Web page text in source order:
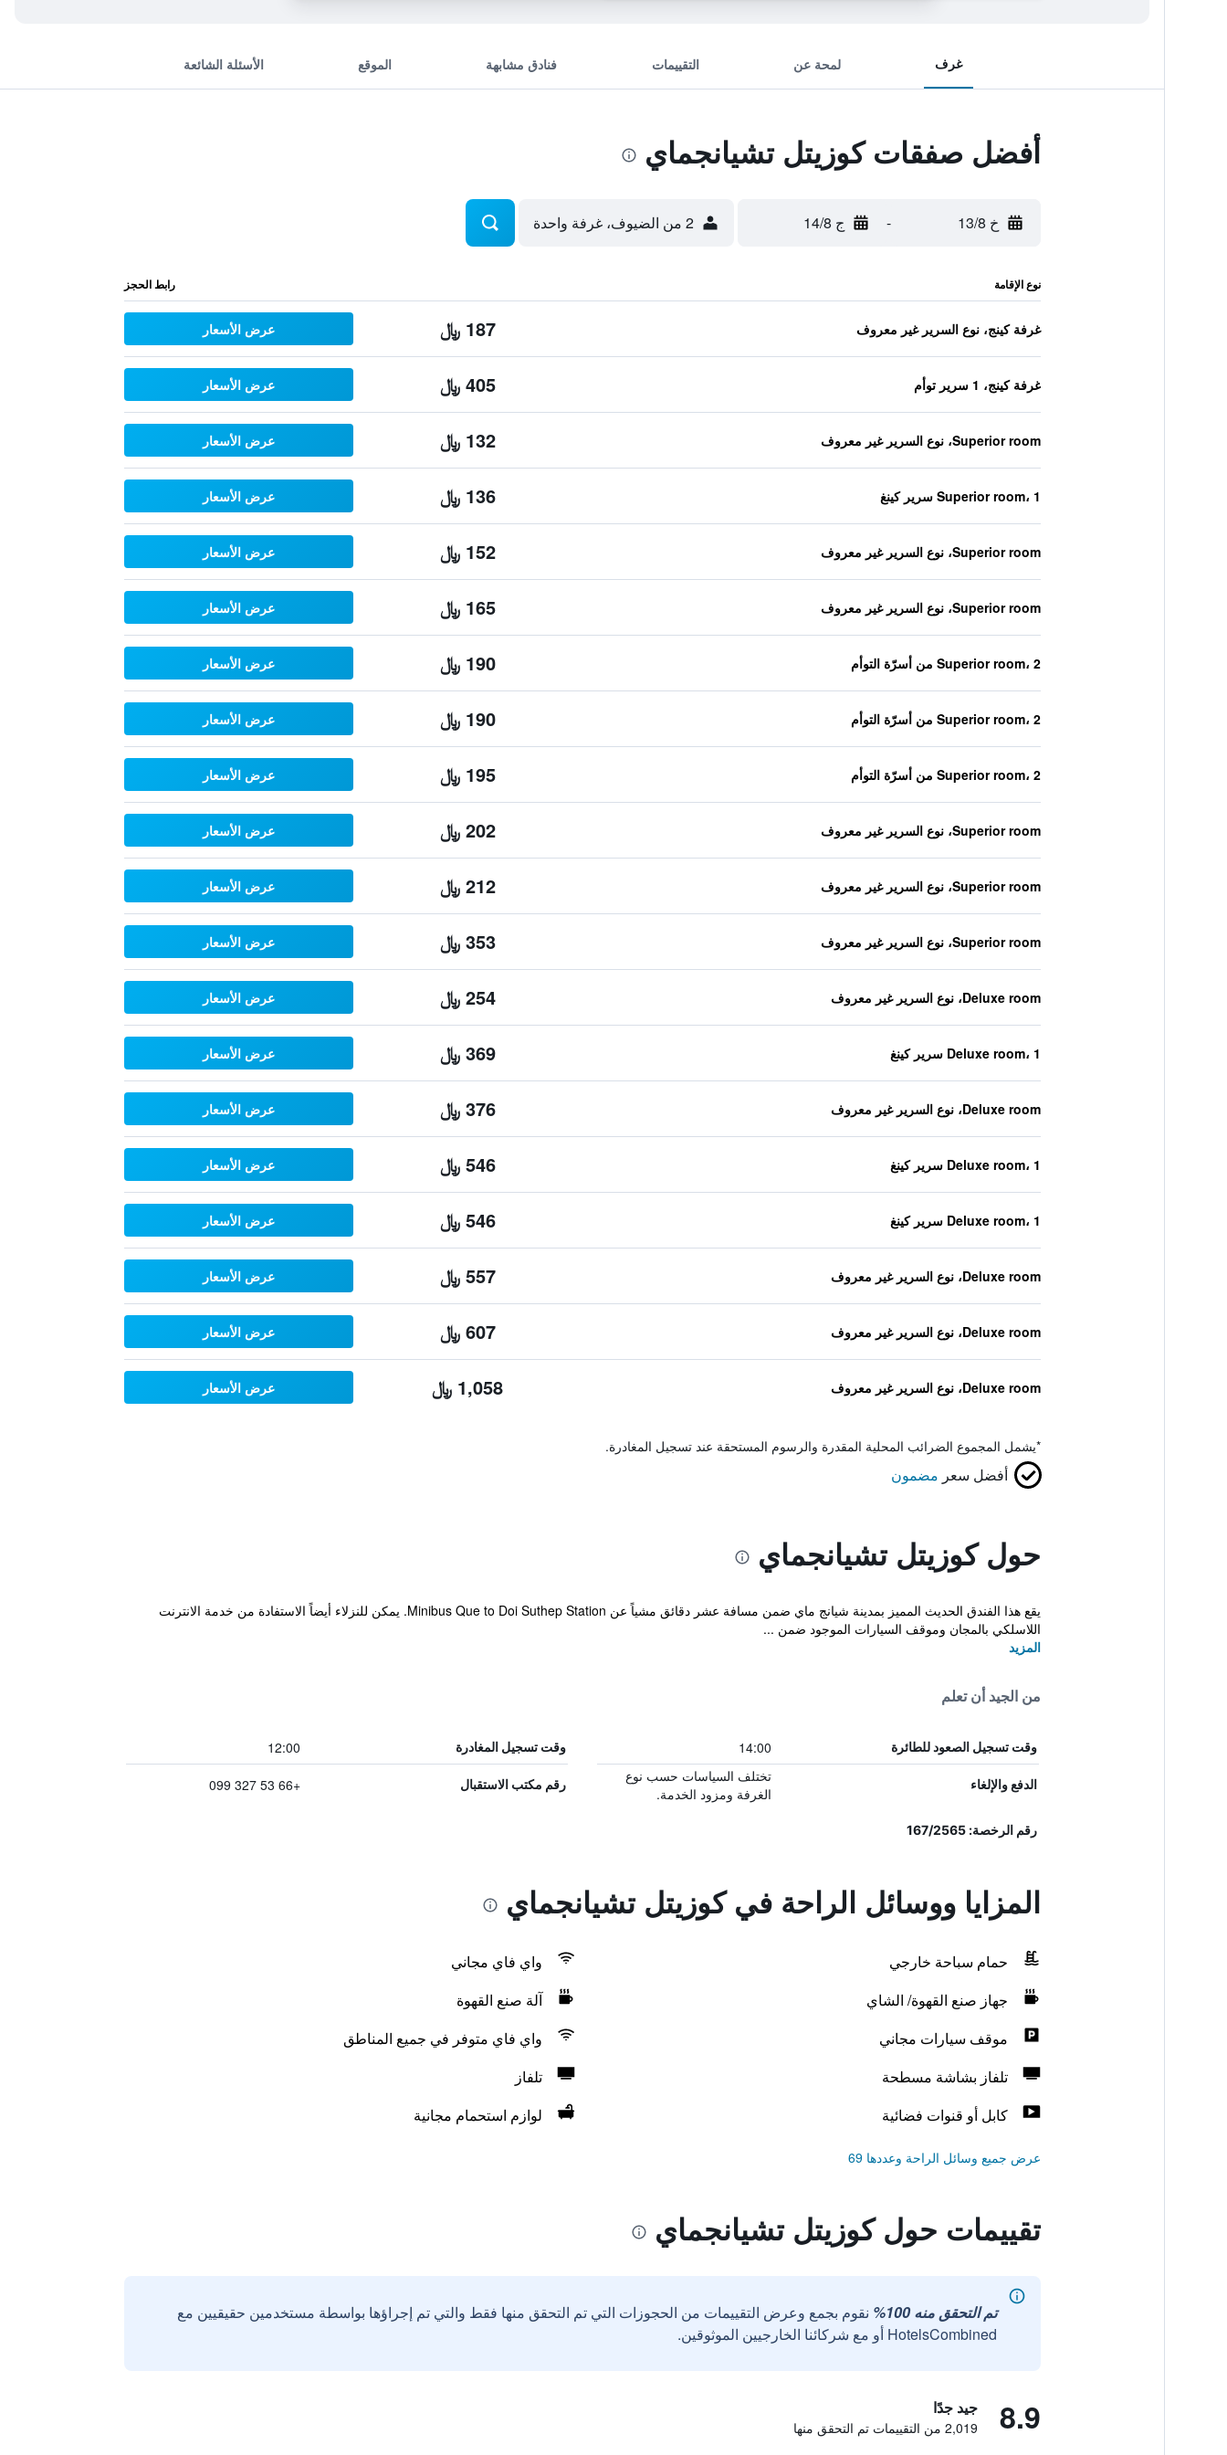
غرف لمحة عن التقييمات فنادق مشابهة الموقع الأسئلة الشائعة
أفضل صفقات كوزيتل تشيانجماي
خ 13/8 - ج 14/8 2 من الضيوف، غرفة واحدة
نوع الإقامة رابط الحجز
غرفة كينج، نوع السرير غير معروف 187 ﷼ عرض الأسعار
غرفة كينج، 1 سرير توأم 405 ﷼ عرض الأسعار
Superior room، نوع السرير غير معروف 132 ﷼ عرض الأسعار
Superior room، 1 سرير كينغ 136 ﷼ عرض الأسعار
Superior room، نوع السرير غير معروف 152 ﷼ عرض الأسعار
Superior room، نوع السرير غير معروف 165 ﷼ عرض الأسعار
Superior room، 2 من أسرّة التوأم 190 ﷼ عرض الأسعار
Superior room، 2 من أسرّة التوأم 190 ﷼ عرض الأسعار
Superior room، 2 من أسرّة التوأم 195 ﷼ عرض الأسعار
Superior room، نوع السرير غير معروف 202 ﷼ عرض الأسعار
Superior room، نوع السرير غير معروف 212 ﷼ عرض الأسعار
Superior room، نوع السرير غير معروف 353 ﷼ عرض الأسعار
Deluxe room، نوع السرير غير معروف 254 ﷼ عرض الأسعار
Deluxe room، 1 سرير كينغ 369 ﷼ عرض الأسعار
Deluxe room، نوع السرير غير معروف 376 ﷼ عرض الأسعار
Deluxe room، 1 سرير كينغ 546 ﷼ عرض الأسعار
Deluxe room، 1 سرير كينغ 546 ﷼ عرض الأسعار
Deluxe room، نوع السرير غير معروف 557 ﷼ عرض الأسعار
Deluxe room، نوع السرير غير معروف 607 ﷼ عرض الأسعار
Deluxe room، نوع السرير غير معروف 1,058 ﷼ عرض الأسعار
*يشمل المجموع الضرائب المحلية المقدرة والرسوم المستحقة عند تسجيل المغادرة.
أفضل سعر مضمون
حول كوزيتل تشيانجماي
يقع هذا الفندق الحديث المميز بمدينة شيانج ماي ضمن مسافة عشر دقائق مشياً عن Minibus Que to Doi Suthep Station. يمكن للنزلاء أيضاً الاستفادة من خدمة الانترنت
اللاسلكي بالمجان وموقف السيارات الموجود ضمن ...
المزيد
من الجيد أن تعلم
وقت تسجيل الصعود للطائرة 14:00 وقت تسجيل المغادرة 12:00
الدفع والإلغاء
تختلف السياسات حسب نوع
الغرفة ومزود الخدمة.
رقم مكتب الاستقبال +66 53 327 099
رقم الرخصة: 167/2565
المزايا ووسائل الراحة في كوزيتل تشيانجماي
حمام سباحة خارجي
واي فاي مجاني
جهاز صنع القهوة/ الشاي
آلة صنع القهوة
موقف سيارات مجاني
واي فاي متوفر في جميع المناطق
تلفاز بشاشة مسطحة
تلفاز
كابل أو قنوات فضائية
لوازم استحمام مجانية
عرض جميع وسائل الراحة وعددها 69
تقييمات حول كوزيتل تشيانجماي
تم التحقق منه 100%
نقوم بجمع وعرض التقييمات من الحجوزات التي تم التحقق منها فقط والتي تم إجراؤها بواسطة مستخدمين حقيقيين مع
HotelsCombined أو مع شركائنا الخارجيين الموثوقين.
8.9 جيد جدًا
2,019 من التقييمات تم التحقق منها